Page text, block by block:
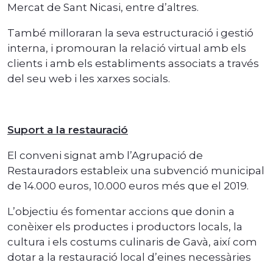
Mercat de Sant Nicasi, entre d’altres.
També milloraran la seva estructuració i gestió
interna, i promouran la relació virtual amb els
clients i amb els establiments associats a través
del seu web i les xarxes socials.
Suport a la restauració
El conveni signat amb l’Agrupació de
Restauradors estableix una subvenció municipal
de 14.000 euros, 10.000 euros més que el 2019.
L’objectiu és fomentar accions que donin a
conèixer els productes i productors locals, la
cultura i els costums culinaris de Gavà, així com
dotar a la restauració local d’eines necessàries